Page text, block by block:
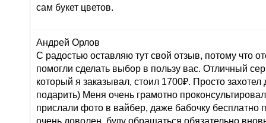
сам букет цветов.
Андрей Орлов
С радостью оставляю тут свой отзыв, потому что
помогли сделать выбор в пользу вас. Отличный
который я заказывал, стоил 1700₽. Просто
подарить) Меня очень грамотно
прислали фото в вайбер, даже бабочку бесплатно
очень доволен, буду обращаться обязательно